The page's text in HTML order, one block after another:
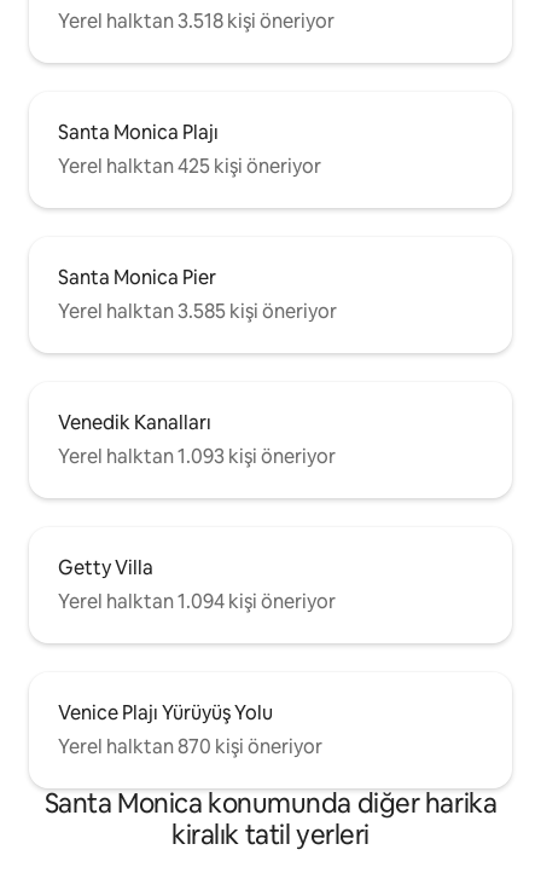
Yerel halktan 3.518 kişi öneriyor
Santa Monica Plajı
Yerel halktan 425 kişi öneriyor
Santa Monica Pier
Yerel halktan 3.585 kişi öneriyor
Venedik Kanalları
Yerel halktan 1.093 kişi öneriyor
Getty Villa
Yerel halktan 1.094 kişi öneriyor
Venice Plajı Yürüyüş Yolu
Yerel halktan 870 kişi öneriyor
Santa Monica konumunda diğer harika
kiralık tatil yerleri